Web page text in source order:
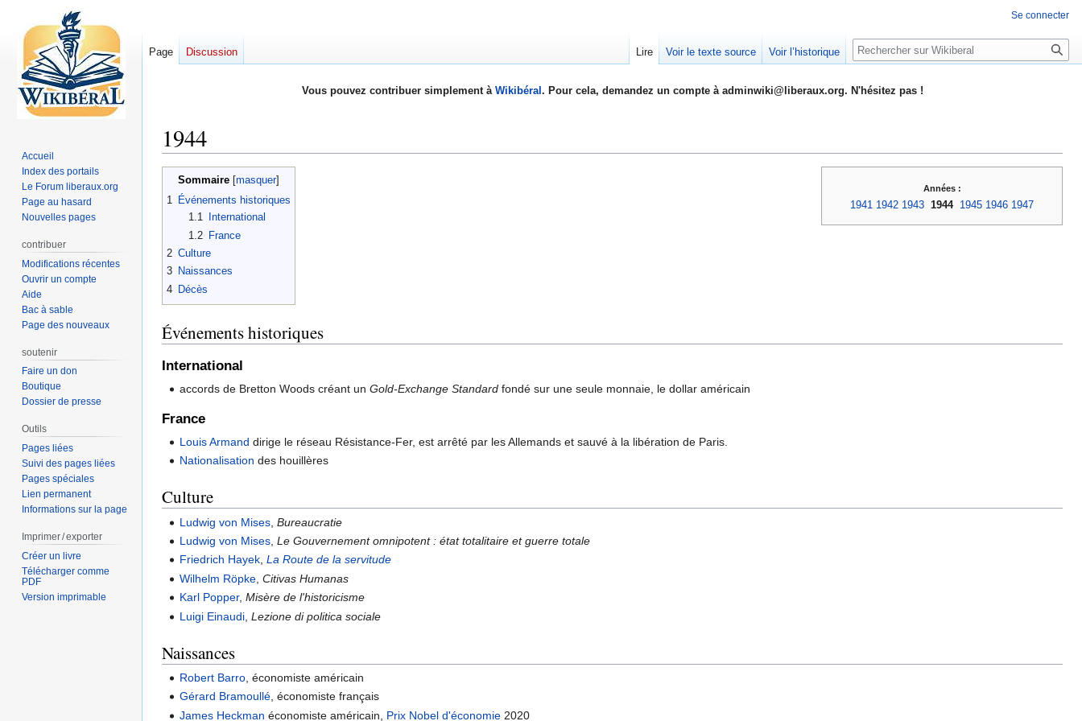
Vous pouvez contribuer simplement à Wikibéral . Pour cela, demandez un compte à adminwiki@liberaux.org. N'hésitez pas !
1944
Aller
navigation
Aller
recherche
Années :
1941 1942 1943 1944 1945 1946 1947
Sommaire
1 Événements historiques
1.1
International
1.2
France
2 Culture
3 Naissances
4 Décès
Événements historiques
International
accords de Bretton Woods créant unGold-Exchange Standard fondé sur une seule monnaie, le dollar américain
France
Louis Armand dirige le réseau Résistance-Fer, est arrêté par les Allemands et sauvé à la libération de Paris.
Nationalisation des houillères
Culture
Ludwig von Mises ,Bureaucratie
Ludwig von Mises ,Le Gouvernement omnipotent : état totalitaire et guerre totale
Friedrich Hayek,La Route de la servitude
Wilhelm Röpke ,Citivas Humanas
Karl Popper,Misère de l'historicisme
Luigi Einaudi ,Lezione di politica sociale
Naissances
Robert Barro , économiste américain
Gérard Bramoullé , économiste français
James Heckman économiste américain, Prix Nobel d'économie 2020
Se connecter
Page Discussion Lire Voir le texte source Voir l’historique Rechercher
Accueil
Index des portails
Le Forum liberaux.org
Page au hasard
Nouvelles pages
contribuer
Modifications récentes
Ouvrir un compte
Aide
Bac à sable
Page des nouveaux
soutenir
Faire un don
Boutique
Dossier de presse
Outils
Pages liées
Suivi des pages liées
Pages spéciales
Lien permanent
Informations sur la page
Imprimer / exporter
Créer un livre
Télécharger comme
PDF
Version imprimable